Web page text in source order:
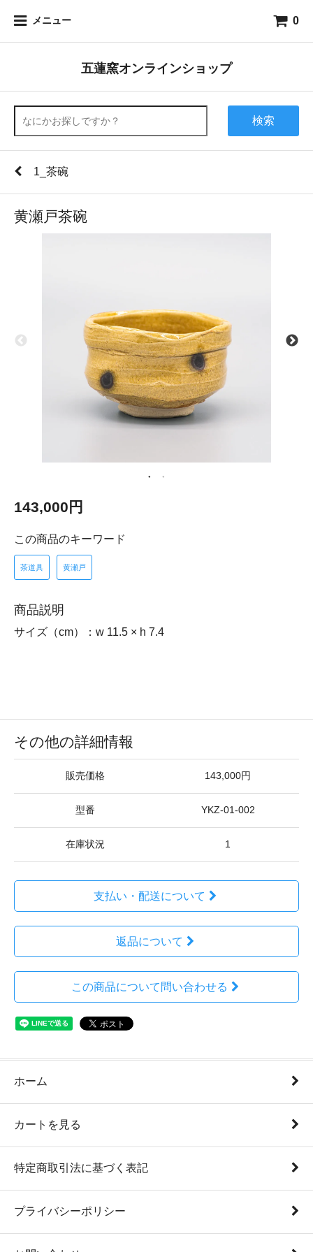
メニュー 0
五蓮窯オンラインショップ
検索
1_茶碗
黄瀬戸茶碗
143,000円
この商品のキーワード
茶道具 黄瀬戸
商品説明
サイズ（cm）：w 11.5 × h 7.4
その他の詳細情報
販売価格 143,000円
型番 YKZ-01-002
在庫状況 1
支払い・配送について
返品について
この商品について問い合わせる
ホーム
カートを見る
特定商取引法に基づく表記
プライバシーポリシー